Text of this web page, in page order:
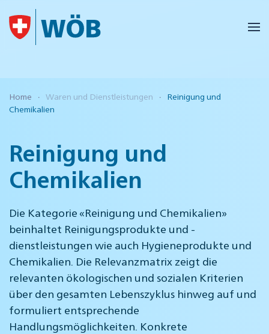
Skip to main content
Home Waren und Dienstleistungen
Reinigung und
Chemikalien
Reinigung und
Chemikalien
Die Kategorie «Reinigung und Chemikalien»
beinhaltet Reinigungsprodukte und -
dienstleistungen wie auch Hygieneprodukte und
Chemikalien. Die Relevanzmatrix zeigt die
relevanten ökologischen und sozialen Kriterien
über den gesamten Lebenszyklus hinweg auf und
formuliert entsprechende
Handlungsmöglichkeiten. Konkrete